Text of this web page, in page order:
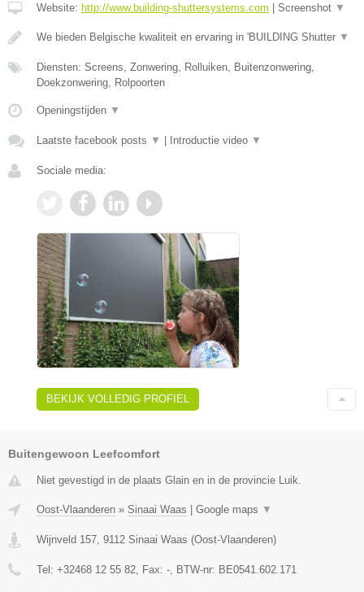
Website: http://www.building-shuttersystems.com Screenshot ▼
We bieden Belgische kwaliteit en ervaring in 'BUILDING Shutter ▼
Diensten: Screens, Zonwering, Rolluiken, Buitenzonwering,
Doekzonwering, Rolpoorten
Openingstijden ▼
Laatste facebook posts ▼ Introductie video ▼
Sociale media:
BEKIJK VOLLEDIG PROFIEL
Buitengewoon Leefcomfort
Niet gevestigd in de plaats Glain en in de provincie Luik.
Oost-Vlaanderen » Sinaai Waas | Google maps ▼
Wijnveld 157 9112 Sinaai Waas (Oost-Vlaanderen)
Tel: +32468 12 55 82 , Fax: - , BTW-nr: BE0541.602.171